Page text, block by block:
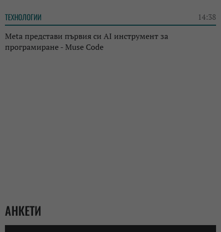
ТЕХНОЛОГИИ 14:38
Meta представи първия си AI инструмент за
програмиране - Muse Code
АНКЕТИ